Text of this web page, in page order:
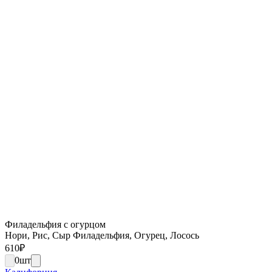
Филадельфия с огурцом
Нори, Рис, Сыр Филадельфия, Огурец, Лосось
610₽
0шт